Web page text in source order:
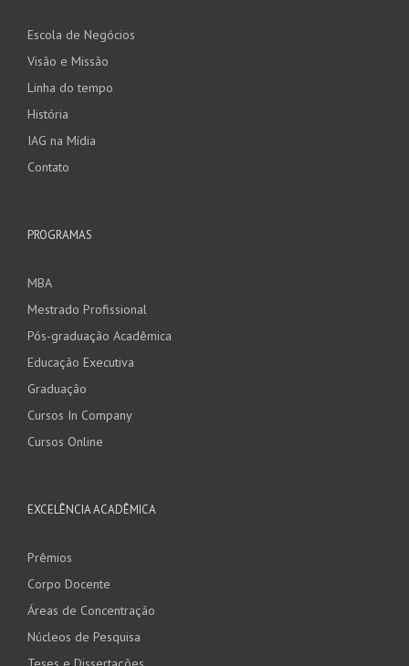
Escola de Negócios
Visão e Missão
Linha do tempo
História
IAG na Mídia
Contato
PROGRAMAS
MBA
Mestrado Profissional
Pós-graduação Acadêmica
Educação Executiva
Graduação
Cursos In Company
Cursos Online
EXCELÊNCIA ACADÊMICA
Prêmios
Corpo Docente
Áreas de Concentração
Núcleos de Pesquisa